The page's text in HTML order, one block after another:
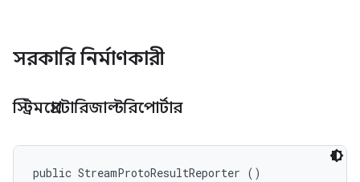
সরকারি নির্মাণকারী
স্ট্রিমপ্রোটোরিজাল্টরিপোর্টার
public StreamProtoResultReporter ()